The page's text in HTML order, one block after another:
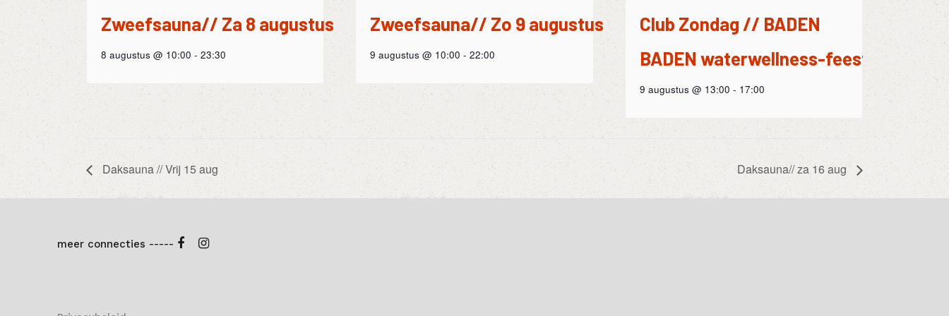
Zweefsauna// Za 8 augustus
8 augustus @ 10:00 - 23:30
Zweefsauna// Zo 9 augustus
9 augustus @ 10:00 - 22:00
Club Zondag // BADEN
BADEN waterwellness-feest
9 augustus @ 13:00 - 17:00
Daksauna // Vrij 15 aug Daksauna// za 16 aug
meer connecties -----